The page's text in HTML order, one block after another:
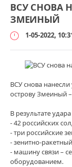
ВСУ СНОВА
ЗМЕИНЫЙ
1-05-2022,
114
ВСУ снова
острову Змеиный
В результате
- 42 российских
- три российские
- зенитно-
- машину связи –
оборудованием.